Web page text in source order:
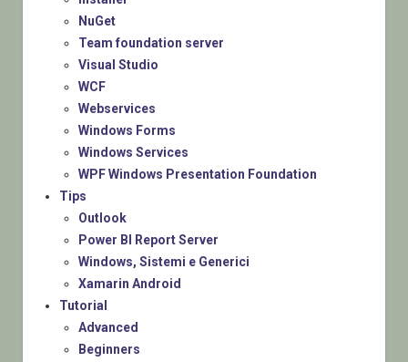
NuGet
Team foundation server
Visual Studio
WCF
Webservices
Windows Forms
Windows Services
WPF Windows Presentation Foundation
Tips
Outlook
Power BI Report Server
Windows, Sistemi e Generici
Xamarin Android
Tutorial
Advanced
Beginners